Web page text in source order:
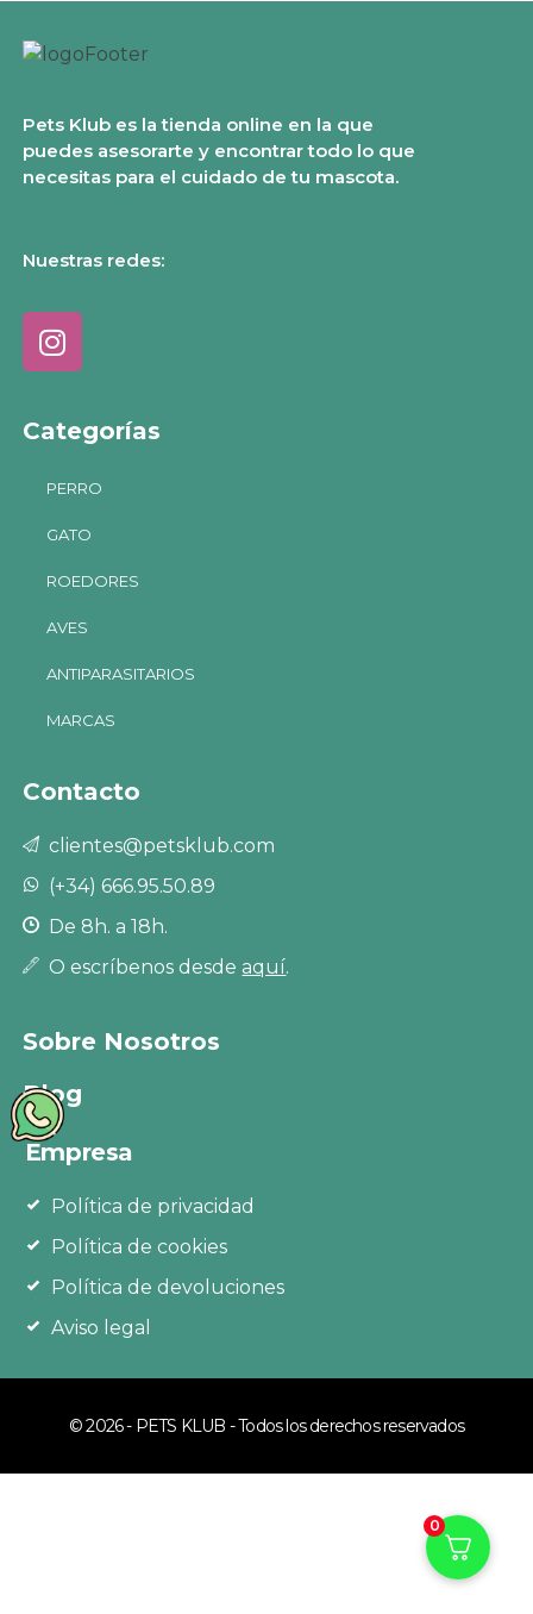
Pets Klub es la tienda online en la que
puedes asesorarte y encontrar todo lo que
necesitas para el cuidado de tu mascota.
Nuestras redes:
Categorías
PERRO
GATO
ROEDORES
AVES
ANTIPARASITARIOS
MARCAS
Contacto
clientes@petsklub.com
(+34) 666.95.50.89
De 8h. a 18h.
O escríbenos desdeaquí.
Sobre Nosotros
Blog
Empresa
Política de privacidad
Política de cookies
Política de devoluciones
Aviso legal
© 2026 - PETS KLUB - Todos los derechos reservados
0